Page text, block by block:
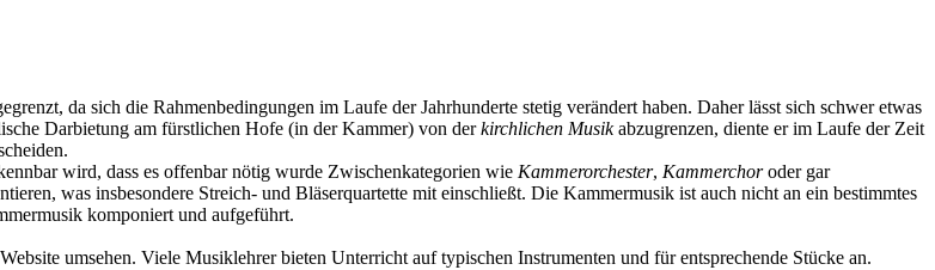
da sich die Rahmenbedingungen im Laufe der Jahrhunderte stetig verändert haben. Daher lässt sich schwer etwas
Darbietung am fürstlichen Hofe (in der Kammer) von derkirchlichen Musikabzugrenzen, diente er im Laufe der Zeit
wird, dass es offenbar nötig wurde Zwischenkategorien wie Kammerorchester, Kammerchoroder gar
was insbesondere Streich- und Bläserquartette mit einschließt. Die Kammermusik ist auch nicht an ein bestimmtes
komponiert und aufgeführt.
umsehen. Viele Musiklehrer bieten Unterricht auf typischen Instrumenten und für entsprechende Stücke an.